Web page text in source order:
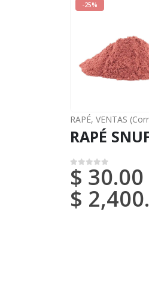
-25%
RAPÉ, VENTAS
0de 5
$ 30.00
$